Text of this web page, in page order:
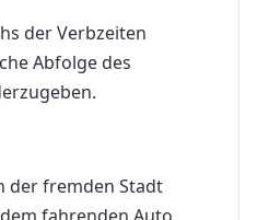
der Verbzeiten
Abfolge des
der fremden Stadt